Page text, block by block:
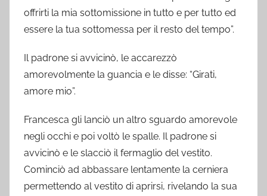
offrirti la mia sottomissione in tutto e per tutto ed
essere la tua sottomessa per il resto del tempo”.
Il padrone si avvicinò, le accarezzò
amorevolmente la guancia e le disse: “Girati,
amore mio”.
Francesca gli lanciò un altro sguardo amorevole
negli occhi e poi voltò le spalle. Il padrone si
avvicinò e le slacciò il fermaglio del vestito.
Cominciò ad abbassare lentamente la cerniera
permettendo al vestito di aprirsi, rivelando la sua